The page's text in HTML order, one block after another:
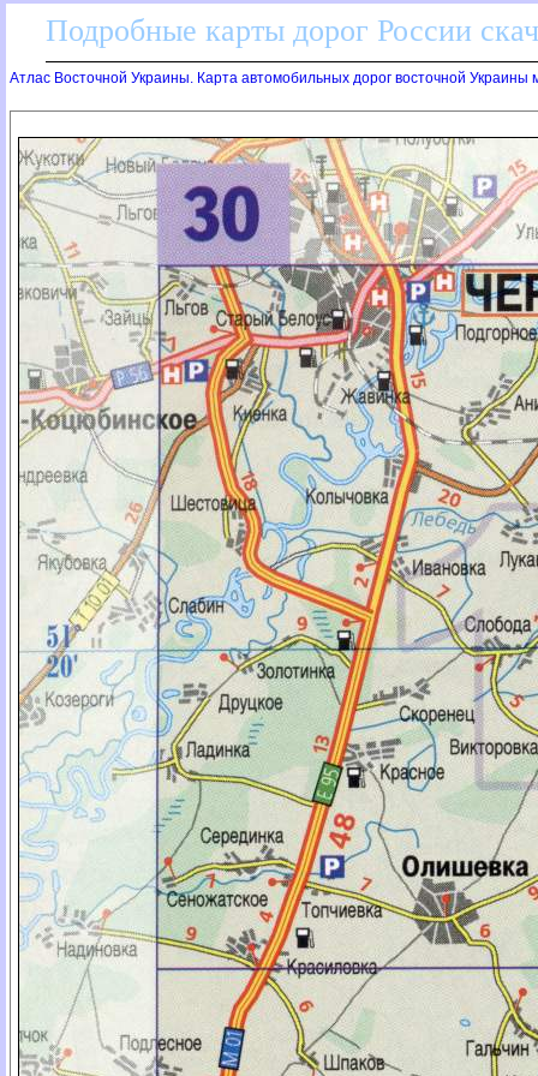
Подробные карты дорог России
Атлас Восточной Украины. Карта автомобильных дорог восточной